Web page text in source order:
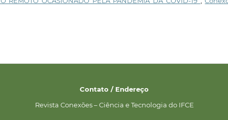
Contato / Endereço
Revista Conexões – Ciência e Tecnologia do IFCE